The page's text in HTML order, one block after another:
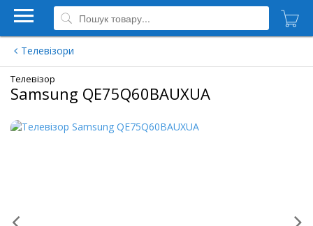
Телевізори
Телевізор
Samsung QE75Q60BAUXUA